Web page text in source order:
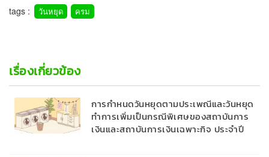
tags : วันหยุด ครม
เรื่องเกี่ยวข้อง
การกำหนดวันหยุดตามประเพณีและวันหยุด
ทำการเพิ่มเป็นกรณีพิเศษของสถาบันการ
เงินและสถาบันการเงินเฉพาะกิจ ประจำปี